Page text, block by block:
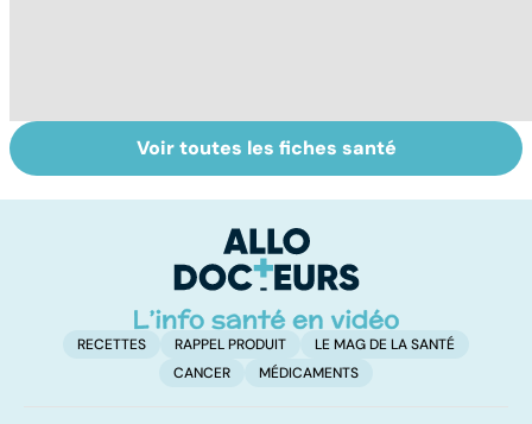
Post-partum : un
bouleversement
Tout savoir sur le
cerveau
Voir toutes les fiches santé
RECETTES RAPPEL PRODUIT
LE MAG DE LA SANTÉ
CANCER
MÉDICAMENTS